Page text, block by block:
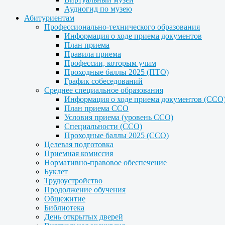
Аудиогид по музею
Абитуриентам
Профессионально-технического образования
Информация о ходе приема документов
План приема
Правила приема
Профессии, которым учим
Проходные баллы 2025 (ПТО)
График собеседований
Среднее специальное образования
Информация о ходе приема документов
План приема ССО
Условия приема (уровень ССО)
Специальности (ССО)
Проходные баллы 2025 (ССО)
Целевая подготовка
Приемная комиссия
Нормативно-правовое обеспечение
Буклет
Трудоустройство
Продолжение обучения
Общежитие
Библиотека
День открытых дверей